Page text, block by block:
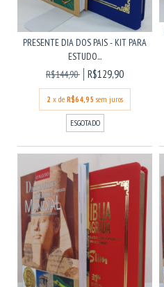
PRESENTE DIA DOS PAIS - KIT PARA
ESTUDO...
R$144,90
R$129,90
2 x de R$64,95 sem juros
ESGOTADO